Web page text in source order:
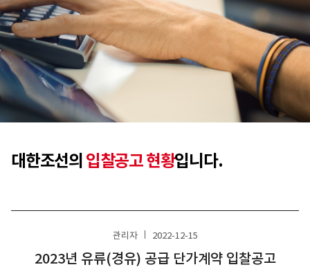
대한조선의 입찰공고 현황입니다.
관리자 2022-12-15
2023년 유류(경유) 공급 단가계약 입찰공고